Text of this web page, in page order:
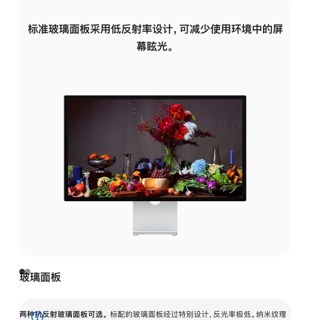
标准玻璃面板采用低反射率设计，可减少使用环境中的屏
幕眩光。
玻璃面板
两种抗反射玻璃面板可选。 标配的玻璃面板经过特别设计，反光率极低。纳米纹理